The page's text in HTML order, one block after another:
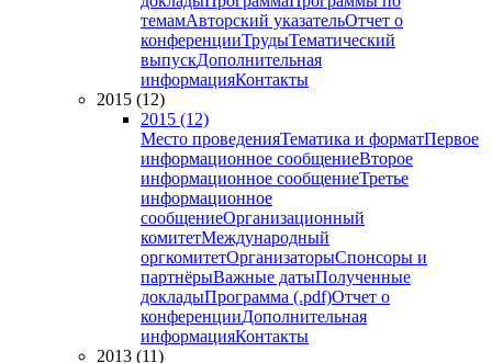
темамАвторский указательОтчет о
конференцииТрудыТематический
выпускДополнительная
информацияКонтакты
2015 (12)
2015 (12)
Место проведенияТематика и форматПервое
информационное сообщениеВторое
информационное сообщениеТретье
информационное
сообщениеОрганизационный
комитетМеждународный
оргкомитетОрганизаторыСпонсоры и
партнёрыВажные датыПолученные
докладыПрограмма (.pdf)Отчет о
конференцииДополнительная
информацияКонтакты
2013 (11)